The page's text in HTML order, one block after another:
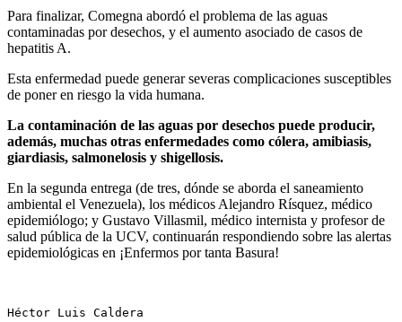
Para finalizar, Comegna abordó el problema de las aguas
contaminadas por desechos, y el aumento asociado de casos de
hepatitis A.
Esta enfermedad puede generar severas complicaciones susceptibles
de poner en riesgo la vida humana.
La contaminación de las aguas por desechos puede producir,
además, muchas otras enfermedades como cólera, amibiasis,
giardiasis, salmonelosis y shigellosis.
En la segunda entrega (de tres, dónde se aborda el saneamiento
ambiental el Venezuela), los médicos Alejandro Rísquez, médico
epidemiólogo; y Gustavo Villasmil, médico internista y profesor de
salud pública de la UCV, continuarán respondiendo sobre las alertas
epidemiológicas en ¡Enfermos por tanta Basura!
Héctor Luis Caldera